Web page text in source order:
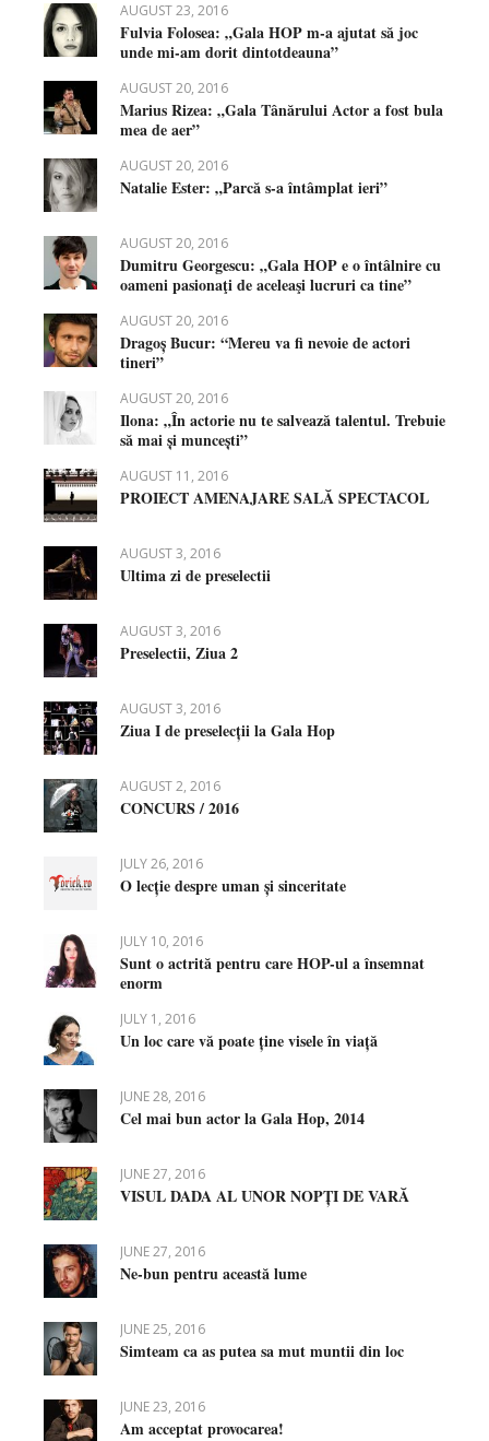
AUGUST 23, 2016
Fulvia Folosea: „Gala HOP m-a ajutat să joc
unde mi-am dorit dintotdeauna”
AUGUST 20, 2016
Marius Rizea: „Gala Tânărului Actor a fost bula
mea de aer”
AUGUST 20, 2016
Natalie Ester: „Parcă s-a întâmplat ieri”
AUGUST 20, 2016
Dumitru Georgescu: „Gala HOP e o întâlnire cu
oameni pasionaţi de aceleaşi lucruri ca tine”
AUGUST 20, 2016
Dragoș Bucur: “Mereu va fi nevoie de actori
tineri”
AUGUST 20, 2016
Ilona: „În actorie nu te salvează talentul. Trebuie
să mai și muncești”
AUGUST 11, 2016
PROIECT AMENAJARE SALĂ SPECTACOL
AUGUST 3, 2016
Ultima zi de preselectii
AUGUST 3, 2016
Preselectii, Ziua 2
AUGUST 3, 2016
Ziua I de preselecții la Gala Hop
AUGUST 2, 2016
CONCURS / 2016
JULY 26, 2016
O lecție despre uman și sinceritate
JULY 10, 2016
Sunt o actrită pentru care HOP-ul a însemnat
enorm
JULY 1, 2016
Un loc care vă poate ține visele în viață
JUNE 28, 2016
Cel mai bun actor la Gala Hop, 2014
JUNE 27, 2016
VISUL DADA AL UNOR NOPȚI DE VARĂ
JUNE 27, 2016
Ne-bun pentru această lume
JUNE 25, 2016
Simteam ca as putea sa mut muntii din loc
JUNE 23, 2016
Am acceptat provocarea!